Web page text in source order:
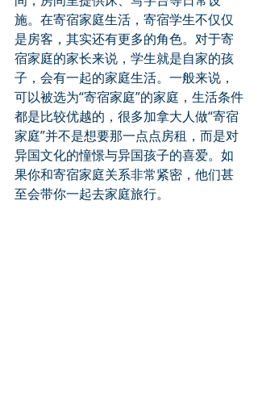
施。在寄宿家庭生活，寄宿学生不仅仅
是房客，其实还有更多的角色。对于寄
宿家庭的家长来说，学生就是自家的孩
子，会有一起的家庭生活。一般来说，
可以被选为“寄宿家庭”的家庭，生活条件
都是比较优越的，很多加拿大人做“寄宿
家庭”并不是想要那一点点房租，而是对
异国文化的憧憬与异国孩子的喜爱。如
果你和寄宿家庭关系非常紧密，他们甚
至会带你一起去家庭旅行。